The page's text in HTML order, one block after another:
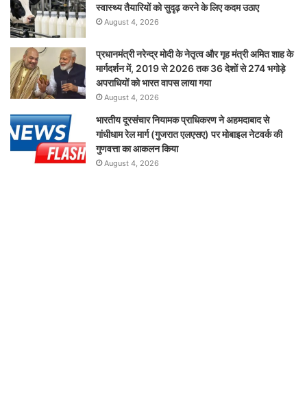
स्वास्थ्य तैयारियों को सुदृढ़ करने के लिए कदम उठाए
August 4, 2026
प्रधानमंत्री नरेन्द्र मोदी के नेतृत्व और गृह मंत्री अमित शाह के
मार्गदर्शन में, 2019 से 2026 तक 36 देशों से 274 भगोड़े
अपराधियों को भारत वापस लाया गया
August 4, 2026
भारतीय दूरसंचार नियामक प्राधिकरण ने अहमदाबाद से
गांधीधाम रेल मार्ग (गुजरात एलएसए) पर मोबाइल नेटवर्क की
गुणवत्ता का आकलन किया
August 4, 2026